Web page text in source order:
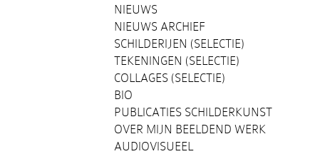
NIEUWS
NIEUWS ARCHIEF
SCHILDERIJEN (SELECTIE)
TEKENINGEN (SELECTIE)
COLLAGES (SELECTIE)
BIO
PUBLICATIES SCHILDERKUNST
OVER MIJN BEELDEND WERK
AUDIOVISUEEL